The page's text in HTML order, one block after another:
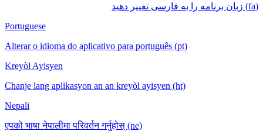
(fa) زبان برنامه را به فارسی تغییر دهید
Portuguese
Alterar o idioma do aplicativo para português (pt)
Kreyòl Ayisyen
Chanje lang aplikasyon an an kreyòl ayisyen (ht)
Nepali
एपको भाषा नेपालीमा परिवर्तन गर्नुहोस् (ne)